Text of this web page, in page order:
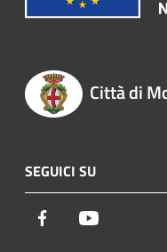
Città di
SEGUICI SU
Facebook